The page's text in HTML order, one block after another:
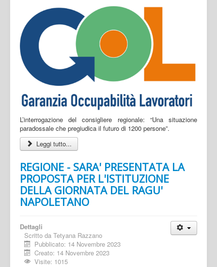
L’interrogazione del consigliere regionale: “Una situazione
paradossale che pregiudica il futuro di 1200 persone”.
Leggi tutto...
REGIONE - SARA' PRESENTATA LA
PROPOSTA PER L'ISTITUZIONE
DELLA GIORNATA DEL RAGU'
NAPOLETANO
Dettagli
Scritto da Tetyana Razzano
Pubblicato: 14 Novembre 2023
Creato: 14 Novembre 2023
Visite: 1015